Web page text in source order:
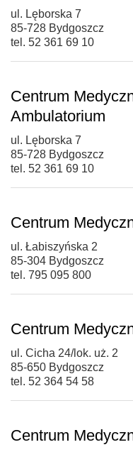
ul. Lęborska 7
85-728 Bydgoszcz
tel. 52 361 69 10
Centrum
Ambulatorium
ul. Lęborska 7
85-728 Bydgoszcz
tel. 52 361 69 10
Centrum
ul. Łabiszyńska 2
85-304 Bydgoszcz
tel. 795 095 800
Centrum
ul. Cicha 24/lok. uż. 2
85-650 Bydgoszcz
tel. 52 364 54 58
Centrum